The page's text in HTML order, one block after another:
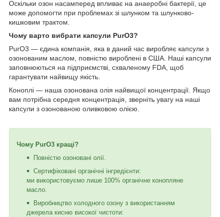
Оскільки озон насамперед впливає на анаеробні бактерії, це
може допомогти при проблемах зі шлунком та шлунково-
кишковим трактом.
Чому варто вибрати капсули PurO3?
PurO3 — єдина компанія, яка в даний час виробляє капсули з
озонованим маслом, повністю вироблені в США. Наші капсули
заповнюються на підприємстві, схваленому FDA, щоб
гарантувати найвищу якість.
Коноплі — наша озонована олія найвищої концентрації. Якщо
вам потрібна середня концентрація, зверніть увагу на наші
капсули з озонованою оливковою олією.
Чому PurO3 кращі?
Повністю озоновані олії.
Сертифіковані органічні інгредієнти:
ми використовуємо лише 100% органічне конопляне
масло.
Виробництво холодного озону з використанням
джерела кисню високої чистоти: